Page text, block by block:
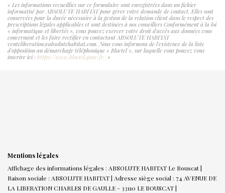
« Les informations recueillies sur ce formulaire sont enregistrées dans un fichier
informatisé par ABSOLUTE HABITAT pour gérer votre demande de contact. Elles sont
conservées pour la durée nécessaire à la gestion de la relation client dans le respect des
prescriptions légales applicables et sont destinées à nos conseillers Conformément à la loi
« informatique et libertés », vous pouvez exercer votre droit d'accès aux données vous
concernant et les faire rectifier en contactant ABSOLUTE HABITAT
venteliberation@absolutehabitat.com. Nous vous informons de l'existence de la liste
d'opposition au démarchage téléphonique « Bloctel », sur laquelle vous pouvez vous
inscrire ici : https://www.bloctel.gouv.fr/»
Mentions légales
Affichage des informations légales : ABSOLUTE HABITAT Le Bouscat |
Raison sociale : ABSOLUTE HABITAT | Adresse siège social : 74 AVENUE DE
LA LIBERATION CHARLES DE GAULLE - 33110 LE BOUSCAT |